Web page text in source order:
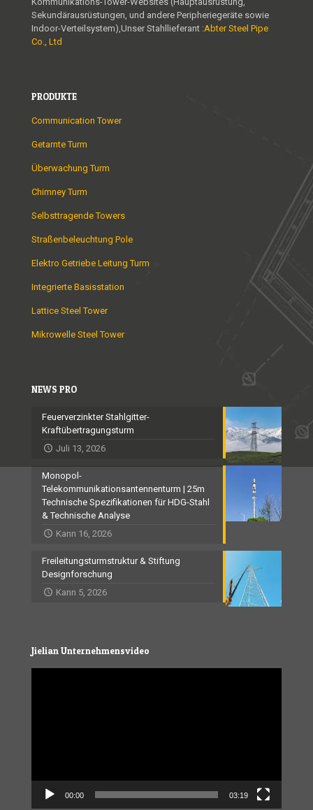
Sekundärausrüstungen, und andere Peripheriegeräte sowie
Indoor-Verteilsystem),Unser Stahllieferant :Abter Steel Pipe
Co., Ltd
PRODUKTE
Communication Tower
Getarnte Turm
Überwachung Turm
Chimney Turm
Selbsttragende Towers
Straßenbeleuchtung Pole
Elektro Getriebe Leitung Turm
Integrierte Basisstation
Lattice Steel Tower
Mikrowelle Steel Tower
NEWS PRO
Feuerverzinkter Stahlgitter-
Kraftübertragungsturm
Juli 13, 2026
Monopol-
Telekommunikationsantennenturm | 25m
Technische Spezifikationen für HDG-Stahl
& Technische Analyse
Kann 16, 2026
Freileitungsturmstruktur & Stiftung
Designforschung
Kann 5, 2026
Jielian Unternehmensvideo
00:00 03:19